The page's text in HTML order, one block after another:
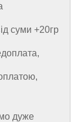
суми +20гр
дуже